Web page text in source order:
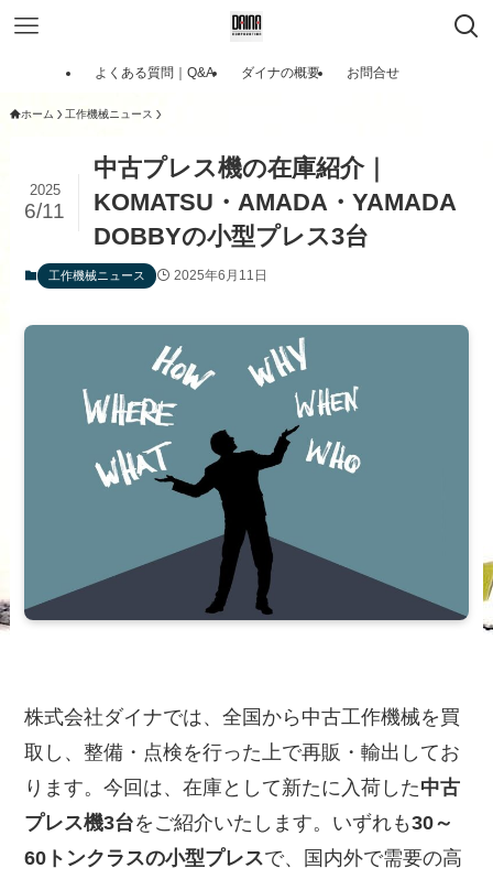
よくある質問｜Q&A ダイナの概要 お問合せ
ホーム 工作機械ニュース
中古プレス機の在庫紹介｜
KOMATSU・AMADA・YAMADA
DOBBYの小型プレス3台
2025
6/11
工作機械ニュース 2025年6月11日
株式会社ダイナでは、全国から中古工作機械を買
取し、整備・点検を行った上で再販・輸出してお
ります。今回は、在庫として新たに入荷した中古
プレス機3台をご紹介いたします。いずれも30～
60トンクラスの小型プレスで、国内外で需要の高